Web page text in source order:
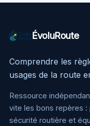
ÉvoluRoute
Comprendre les
usages de la route
Ressource
vite les bons repères
sécurité routière et